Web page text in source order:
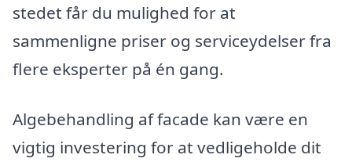
stedet får du mulighed for at
sammenligne priser og serviceydelser fra
flere eksperter på én gang.
Algebehandling af facade kan være en
vigtig investering for at vedligeholde dit